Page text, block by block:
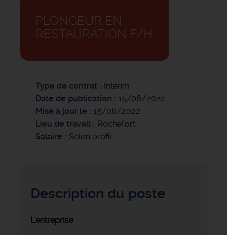
PLONGEUR EN
RESTAURATION F/H
Type de contrat
Intérim
Date de publication
15/06/2022
Mise à jour le
15/06/2022
Lieu de travail
Rochefort
Salaire
Selon profil
Description du poste
L'entreprise